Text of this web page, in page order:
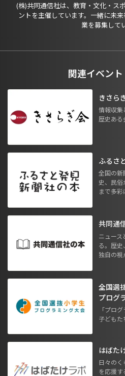
(株)共同通信社は、教育・文化・ス
ントを主催しています。一緒に未
業を募集して
関連イベン
きさら
情報収集
歴史あ
ふるさ
全国の新
史、民俗
まで多彩
共同通
ニュース
る。歴史
独自の視
全国選
プログ
「プロ
子どもた
はばた
日々の
を応援す